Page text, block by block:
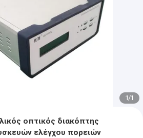
1/1
οπτικός διακόπτης
ελέγχου πορειών